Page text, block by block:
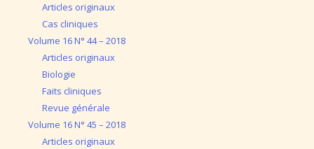
Articles originaux
Cas cliniques
Volume 16 N° 44 – 2018
Articles originaux
Biologie
Faits cliniques
Revue générale
Volume 16 N° 45 – 2018
Articles originaux